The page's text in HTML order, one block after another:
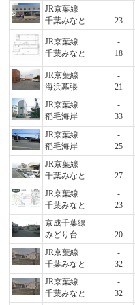
JR京葉線
千葉みなと
-
23
JR京葉線
千葉みなと
-
18
JR京葉線
海浜幕張
-
21
JR京葉線
稲毛海岸
-
33
JR京葉線
稲毛海岸
-
25
JR京葉線
千葉みなと
-
27
JR京葉線
千葉みなと
-
23
京成千葉線
みどり台
-
20
JR京葉線
千葉みなと
-
32
JR京葉線
千葉みなと
-
32